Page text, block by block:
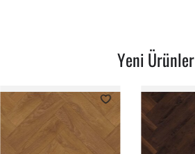
Yeni Ürünler